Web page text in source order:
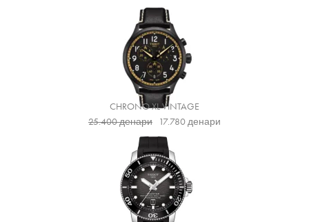
CHRONO XL VINTAGE
25.400денари 17.780денари